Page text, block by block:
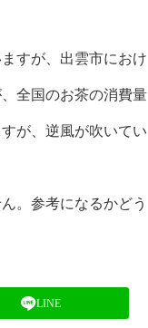
すが、出雲市におけ
全国のお茶の消費量
が、逆風が吹いてい
。参考になるかどう
LINE